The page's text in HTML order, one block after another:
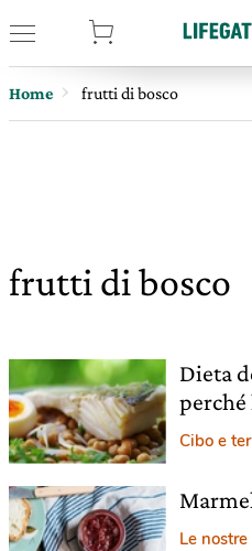
Home frutti di bosco
frutti di bosco
Dieta
perché
Cibo e
Le